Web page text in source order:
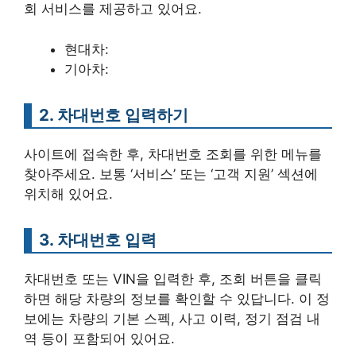
회 서비스를 제공하고 있어요.
현대차:
기아차:
2. 차대번호 입력하기
사이트에 접속한 후, 차대번호 조회를 위한 메뉴를
찾아주세요. 보통 ‘서비스’ 또는 ‘고객 지원’ 섹션에
위치해 있어요.
3. 차대번호 입력
차대번호 또는 VIN을 입력한 후, 조회 버튼을 클릭
하면 해당 차량의 정보를 확인할 수 있답니다. 이 정
보에는 차량의 기본 스펙, 사고 이력, 정기 점검 내
역 등이 포함되어 있어요.